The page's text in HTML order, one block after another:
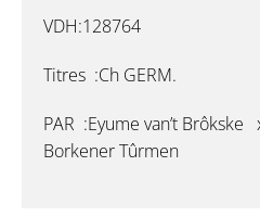
VDH:128764
Titres :Ch GERM.
PAR :Eyume van’t
Borkener Tûrmen